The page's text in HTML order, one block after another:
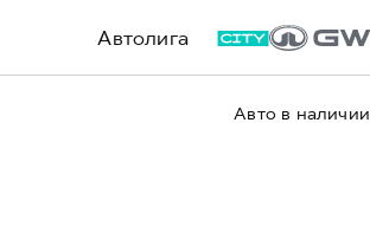
Автолига
Авто в наличии